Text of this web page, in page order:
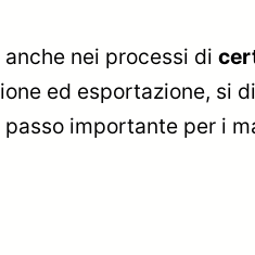
nei processi di
ed esportazione, si
importante per i